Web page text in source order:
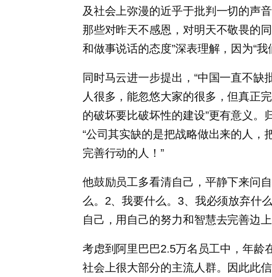
及社会上弥漫的近乎于批判一切的声
那些对昨天不感恩，对明天不敬畏的
和做事说话的态度”深表理解，因为“我
同时马云进一步提出，“中国一直不
人很多，能忽悠大家的很多，但真正
的破坏要比破坏性的建设”更有意义。
“公司其实缺的是把战略做出来的人，
完善行动的人！”
他鼓励员工多看清自己，平静下来问
么。2、我要什么。3、我必须放弃什
自己，用自己的努力和智慧去完善边上
考虑到阿里巴巴2.5万名员工中，年龄
社会上很大部分的主流人群。因此此